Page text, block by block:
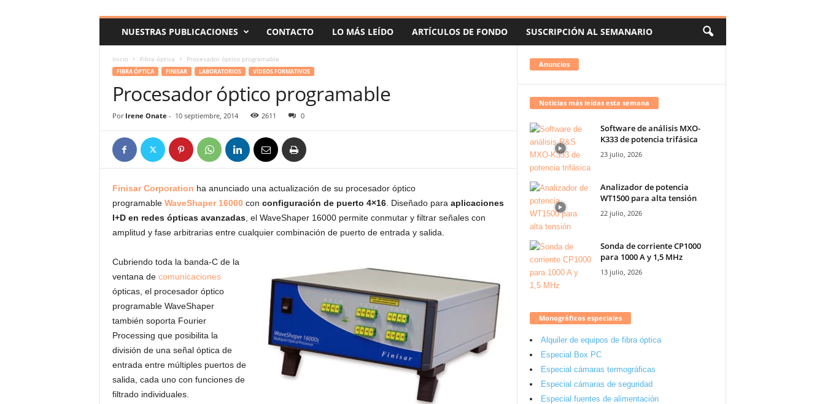
o
NUESTRAS PUBLICACIONES CONTACTO LO MÁS LEÍDO ARTÍCULOS DE FONDO SUSCRIPCIÓN AL SEMANARIO
Inicio Fibra óptica Procesador óptico programable
FIBRA ÓPTICA FINISAR LABORATORIOS VÍDEOS FORMATIVOS
Procesador óptico programable
Por Irene Onate - 10 septiembre, 2014 2611 0
Finisar Corporation ha anunciado una actualización de su procesador óptico
programable WaveShaper 16000con configuración de puerto 4×16. Diseñado para aplicaciones
I+D en redes ópticas avanzadas, el WaveShaper 16000 permite conmutar y filtrar señales con
amplitud y fase arbitrarias entre cualquier combinación de puerto de entrada y salida.
Cubriendo toda la banda-C de la
ventana de comunicaciones
ópticas, el procesador óptico
programable WaveShaper
también soporta Fourier
Processing que posibilita la
división de una señal óptica de
entrada entre múltiples puertos de
salida, cada uno con funciones de
filtrado individuales.
Anuncios
Noticias más leídas esta semana
Software de análisis MXO-
K333 de potencia trifásica
23 julio, 2026
Analizador de potencia
WT1500 para alta tensión
22 julio, 2026
Sonda de corriente CP1000
para 1000 A y 1,5 MHz
13 julio, 2026
Monográficos especiales
Alquiler de equipos de fibra óptica
Especial Box PC
Especial cámaras termográficas
Especial cámaras de seguridad
Especial fuentes de alimentación